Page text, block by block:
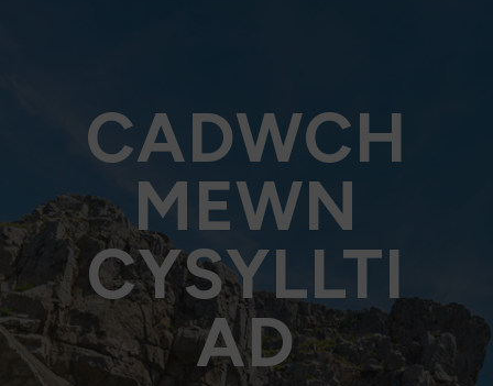
CADWCH
MEWN
CYSYLLTI
AD